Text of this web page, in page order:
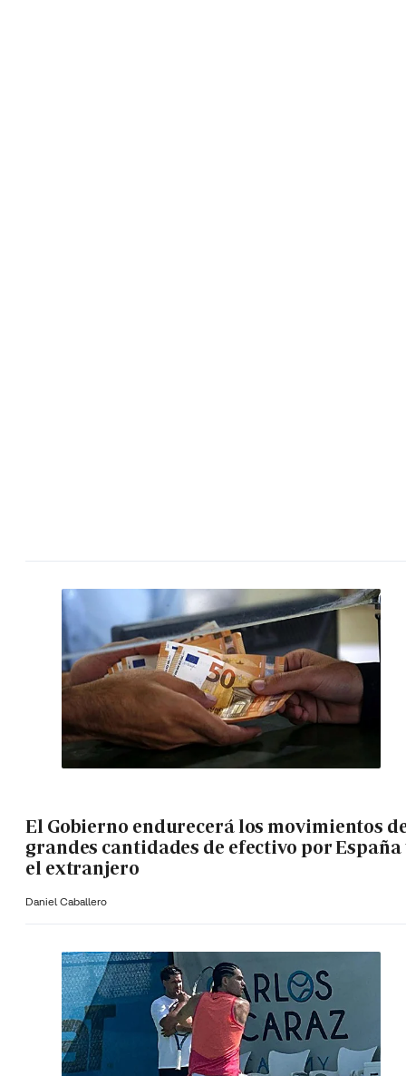
El Gobierno endurecerá los movimientos
grandes cantidades de efectivo por España
el extranjero
Daniel Caballero